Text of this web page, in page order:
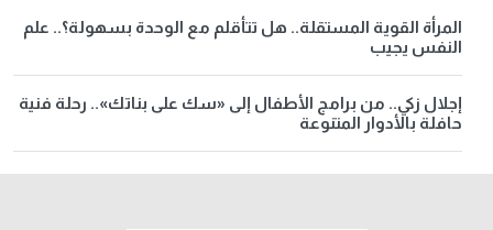
المرأة القوية المستقلة.. هل تتأقلم مع الوحدة بسهولة؟.. علم
النفس يجيب
إجلال زكي.. من برامج الأطفال إلى «سك على بناتك».. رحلة فنية
حافلة بالأدوار المتنوعة